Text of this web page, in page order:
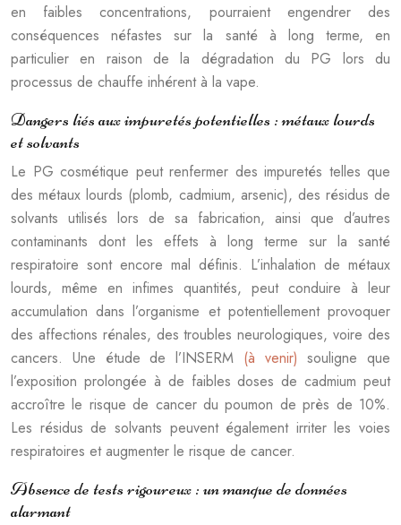
en faibles concentrations, pourraient engendrer des
conséquences néfastes sur la santé à long terme, en
particulier en raison de la dégradation du PG lors du
processus de chauffe inhérent à la vape.
Dangers liés aux impuretés potentielles : métaux lourds
et solvants
Le PG cosmétique peut renfermer des impuretés telles que
des métaux lourds (plomb, cadmium, arsenic), des résidus de
solvants utilisés lors de sa fabrication, ainsi que d’autres
contaminants dont les effets à long terme sur la santé
respiratoire sont encore mal définis. L’inhalation de métaux
lourds, même en infimes quantités, peut conduire à leur
accumulation dans l’organisme et potentiellement provoquer
des affections rénales, des troubles neurologiques, voire des
cancers. Une étude de l’INSERM (à venir)souligne que
l’exposition prolongée à de faibles doses de cadmium peut
accroître le risque de cancer du poumon de près de 10%.
Les résidus de solvants peuvent également irriter les voies
respiratoires et augmenter le risque de cancer.
Absence de tests rigoureux : un manque de données
alarmant